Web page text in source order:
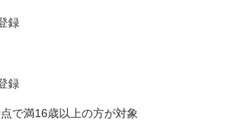
録
録
で満16歳以上の方が対象